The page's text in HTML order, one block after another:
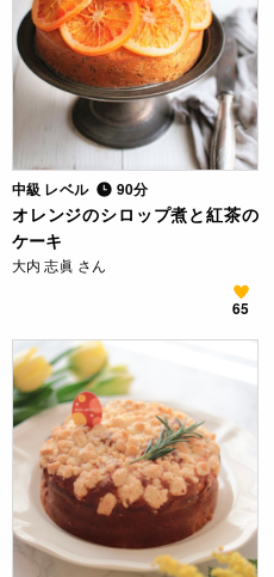
中級 レベル 90分
オレンジのシロップ煮と紅茶の
ケーキ
大内 志眞 さん
65